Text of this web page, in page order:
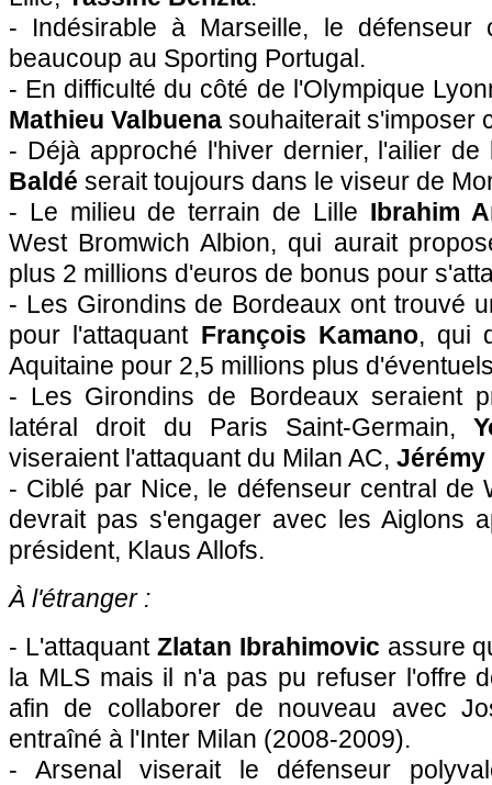
- Indésirable à Marseille, le défenseur
beaucoup au Sporting Portugal.
- En difficulté du côté de l'Olympique
Mathieu Valbuena souhaiterait s'imposer
- Déjà approché l'hiver dernier, l'ailier
Baldé serait toujours dans le viseur de
- Le milieu de terrain de Lille Ibrahim
West Bromwich Albion, qui aurait
plus 2 millions d'euros de bonus pour
- Les Girondins de Bordeaux ont trouvé
pour l'attaquant François Kamano, qui
Aquitaine pour 2,5 millions plus
- Les Girondins de Bordeaux seraient
latéral droit du Paris Saint-Germain,
viseraient l'attaquant du Milan AC, Jérémy
- Ciblé par Nice, le défenseur central de
devrait pas s'engager avec les Aiglons
président, Klaus Allofs.
À l'étranger :
- L'attaquant Zlatan Ibrahimovic assure
la MLS mais il n'a pas pu refuser l'offre
afin de collaborer de nouveau avec
entraîné à l'Inter Milan (2008-2009).
- Arsenal viserait le défenseur